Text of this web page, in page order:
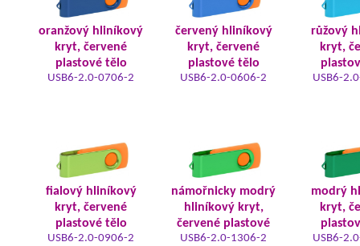
oranžový hliníkový
kryt, červené
plastové tělo
USB6-2.0-0706-2
červený hliníkový
kryt, červené
plastové tělo
USB6-2.0-0606-2
růžový
kryt,
USB6-
fialový hliníkový
kryt, červené
plastové tělo
USB6-2.0-0906-2
námořnicky modrý
hliníkový kryt,
červené plastové
USB6-2.0-1306-2
modrý
kryt,
USB6-